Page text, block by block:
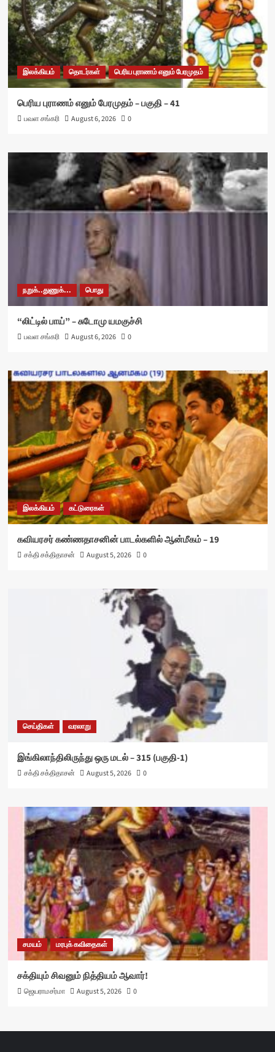
இலக்கியம் தொடர்கள் பெரிய புராணம் எனும் பேரமுதம்
பெரிய புராணம் எனும் பேரமுதம் – பகுதி – 41
பவள சங்கரி August 6, 2026 0
நறுக்..துணுக்... பொது
“லிட்டில் பாய்” – சுடோமு யமகுச்சி
பவள சங்கரி August 6, 2026 0
இலக்கியம் கட்டுரைகள்
கவியரசர் கண்ணதாசனின் பாடல்களில் ஆன்மீகம் – 19
சக்தி சக்திதாசன் August 5, 2026 0
செய்திகள் வரலாறு
இங்கிலாந்திலிருந்து ஒரு மடல் – 315 (பகுதி-1)
சக்தி சக்திதாசன் August 5, 2026 0
சமயம் மரபுக் கவிதைகள்
சக்தியும் சிவனும் நித்தியம் ஆவார்!
ஜெயராமசர்மா August 5, 2026 0